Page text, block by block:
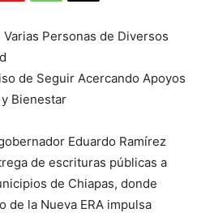
Personas de Diversos
de Seguir Acercando Apoyos
Bienestar
Eduardo Ramírez
de escrituras públicas a
de Chiapas, donde
de la Nueva ERA impulsa